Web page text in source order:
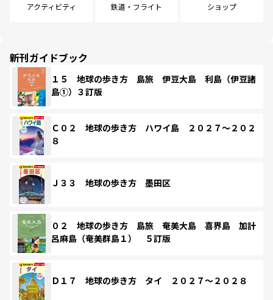
アクティビティ 鉄道・フライト ショップ
新刊ガイドブック
１５ 地球の歩き方 島旅 伊豆大島 利島（伊豆諸
島①）３訂版
Ｃ０２ 地球の歩き方 ハワイ島 ２０２７～２０２
８
Ｊ３３ 地球の歩き方 墨田区
０２ 地球の歩き方 島旅 奄美大島 喜界島 加計
呂麻島（奄美群島１） ５訂版
Ｄ１７ 地球の歩き方 タイ ２０２７～２０２８